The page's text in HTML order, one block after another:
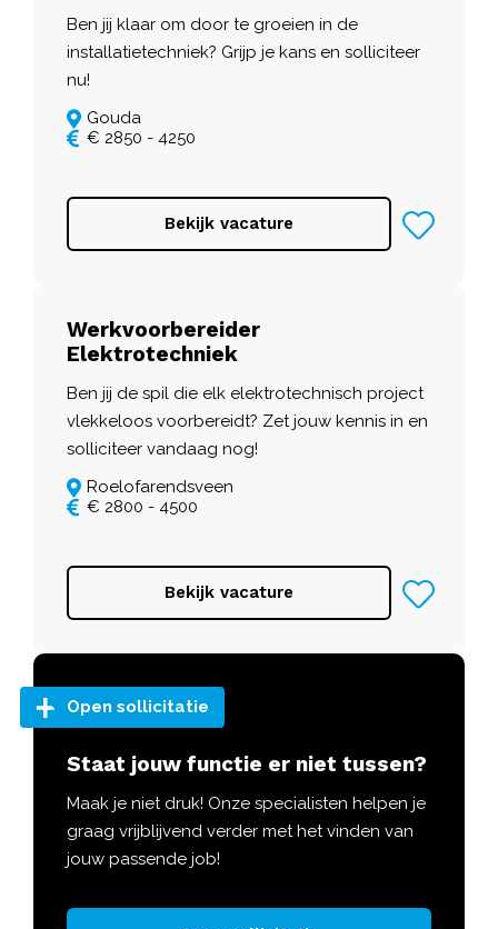
Ben jij klaar om door te groeien in de
installatietechniek? Grijp je kans en solliciteer
nu!
Gouda
€ 2850 - 4250
Bekijk vacature
Werkvoorbereider
Elektrotechniek
Ben jij de spil die elk elektrotechnisch project
vlekkeloos voorbereidt? Zet jouw kennis in en
solliciteer vandaag nog!
Roelofarendsveen
€ 2800 - 4500
Bekijk vacature
Open sollicitatie
Staat jouw functie er niet tussen?
Maak je niet druk! Onze specialisten helpen je
graag vrijblijvend verder met het vinden van
jouw passende job!